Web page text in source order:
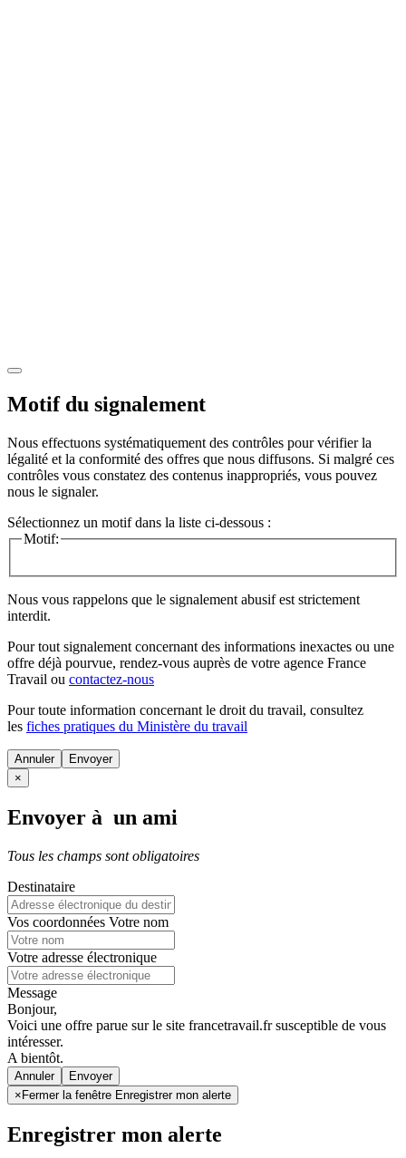
Motif du signalement
Nous effectuons systématiquement des contrôles pour vérifier la
légalité et la conformité des offres que nous diffusons. Si malgré ces
contrôles vous constatez des contenus inappropriés, vous pouvez
nous le signaler.
Sélectionnez un motif dans la liste ci-dessous :
Motif:
Nous vous rappelons que le signalement abusif est strictement
interdit.
Pour tout signalement concernant des informations inexactes ou une
offre déjà pourvue, rendez-vous auprès de votre agence France
Travail ou contactez-nous
Pour toute information concernant le droit du travail, consultez
les fiches pratiques du Ministère du travail
Annuler
×
Envoyer à un ami
Tous les champs sont obligatoires
Destinataire
Vos coordonnées Votre nom
Votre adresse électronique
Message
Bonjour,
Voici une offre parue sur le site francetravail.fr susceptible de vous
intéresser.
A bientôt.
Annuler
× Fermer la fenêtre Enregistrer mon alerte
Enregistrer mon alerte